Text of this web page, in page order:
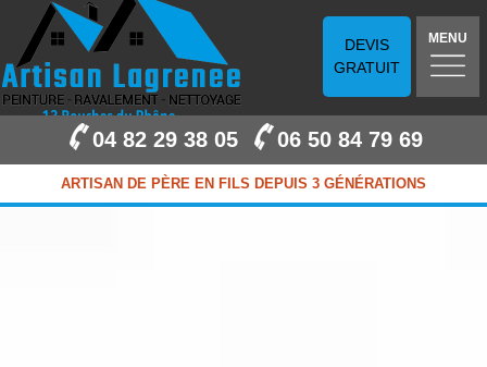
DEVIS
GRATUIT
MENU
04 82 29 38 05 06 50 84 79 69
ARTISAN DE PÈRE EN FILS DEPUIS 3 GÉNÉRATIONS